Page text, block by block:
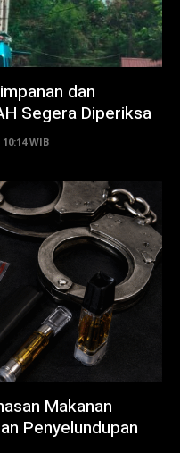
dan
Segera Diperiksa
WIB
Makanan
Penyelundupan